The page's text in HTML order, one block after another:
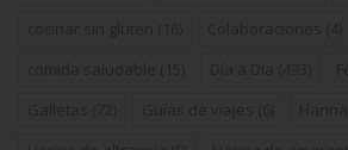
cocinar sin gluten (16) Colaboraciones (4)
comida saludable (15) Día a Día (493)
Galletas (72) Guías de viajes (6)